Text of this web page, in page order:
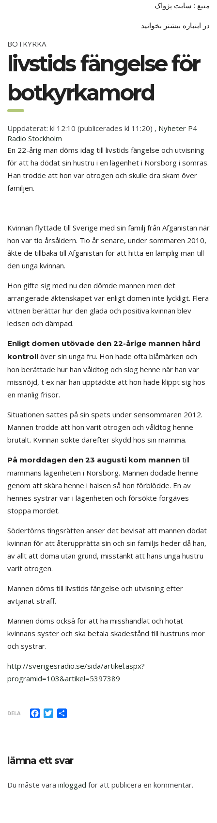
منبع : سایت پژواک
در اینباره بیشتر بخوانید
BOTKYRKA
livstids fängelse för
botkyrkamord
Uppdaterat: kl 12:10 (publicerades kl 11:20) , Nyheter P4
Radio Stockholm
En 22-årig man döms idag till livstids fängelse och utvisning
för att ha dödat sin hustru i en lägenhet i Norsborg i somras.
Han trodde att hon var otrogen och skulle dra skam över
familjen.
Kvinnan flyttade till Sverige med sin familj från Afganistan när
hon var tio årsåldern. Tio år senare, under sommaren 2010,
åkte de tillbaka till Afganistan för att hitta en lämplig man till
den unga kvinnan.
Hon gifte sig med nu den dömde mannen men det
arrangerade äktenskapet var enligt domen inte lyckligt. Flera
vittnen berättar hur den glada och positiva kvinnan blev
ledsen och dämpad.
Enligt domen utövade den 22-årige mannen hård
kontroll över sin unga fru. Hon hade ofta blåmärken och
hon berättade hur han våldtog och slog henne när han var
missnöjd, t ex när han upptäckte att hon hade klippt sig hos
en manlig frisör.
Situationen sattes på sin spets under sensommaren 2012.
Mannen trodde att hon varit otrogen och våldtog henne
brutalt. Kvinnan sökte därefter skydd hos sin mamma.
På morddagen den 23 augusti kom mannen till
mammans lägenheten i Norsborg. Mannen dödade henne
genom att skära henne i halsen så hon förblödde. En av
hennes systrar var i lägenheten och försökte förgäves
stoppa mordet.
Södertörns tingsrätten anser det bevisat att mannen dödat
kvinnan för att återupprätta sin och sin familjs heder då han,
av allt att döma utan grund, misstänkt att hans unga hustru
varit otrogen.
Mannen döms till livstids fängelse och utvisning efter
avtjänat straff.
Mannen döms också för att ha misshandlat och hotat
kvinnans syster och ska betala skadestånd till hustruns mor
och systrar.
http://sverigesradio.se/sida/artikel.aspx?
programid=103&artikel=5397389
DELA Facebook
Twitter
lämna ett svar
Du måste vara inloggad för att publicera en kommentar.